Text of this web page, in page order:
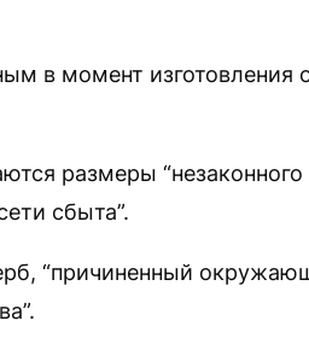
в момент изготовления
размеры
сбыта”.
“причиненный